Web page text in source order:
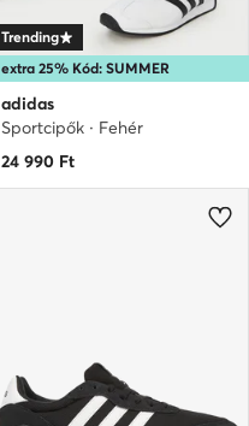
extra 25% Kód: SUMMER
Trending
adidas
Sportcipők · Fehér
24 990 Ft